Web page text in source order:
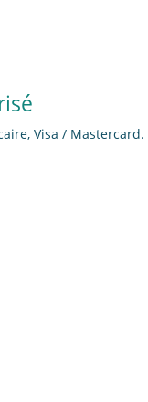
Visa / Mastercard.